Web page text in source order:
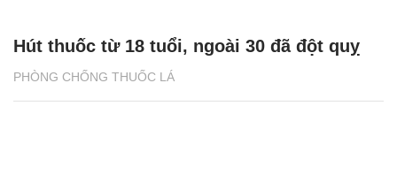
PHÒNG CHỐNG THUỐC LÁ
Hút thuốc từ 18 tuổi, ngoài 30 đã đột quỵ